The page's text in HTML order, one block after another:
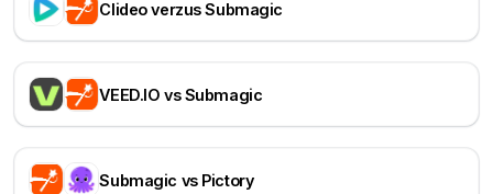
Clideo verzus Submagic
VEED.IO vs Submagic
Submagic vs Pictory